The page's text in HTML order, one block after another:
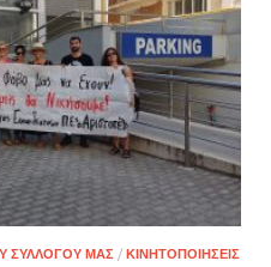
ΣΥΛΛΟΓΟΥ ΜΑΣ / ΚΙΝΗΤΟΠΟΙΗΣΕΙΣ